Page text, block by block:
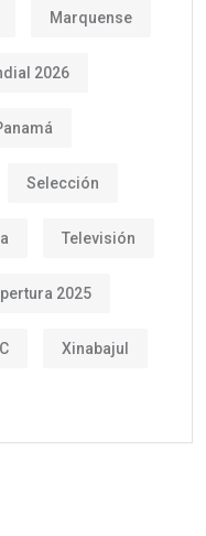
Marquense
2026
Selección
Televisión
2025
Xinabajul